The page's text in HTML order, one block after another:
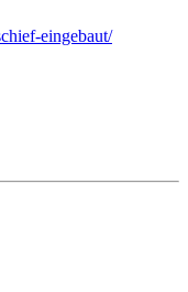
eingebaut/